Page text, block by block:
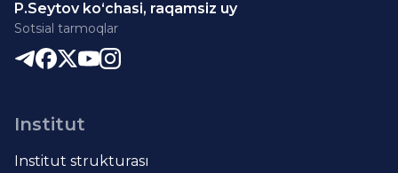
P.Seytov ko‘chasi, raqamsiz uy
Sotsial tarmoqlar
Institut
Institut strukturası